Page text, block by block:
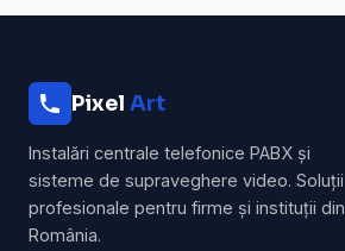
Pixel Art
Instalări centrale telefonice PABX și
sisteme de supraveghere video. Soluții
profesionale pentru firme și instituții din
România.